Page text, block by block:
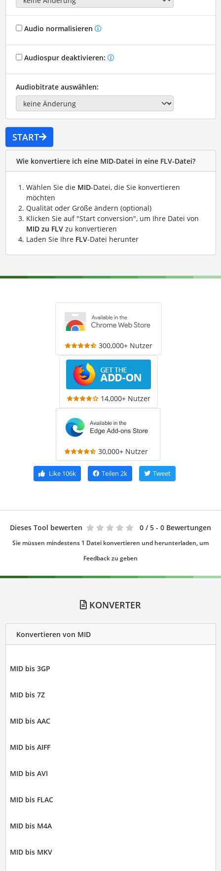
Audio normalisieren
Audiospur deaktivieren:
Audiobitrate auswählen:
START
Wie konvertiere ich eine MID-Datei in eine FLV-Datei?
Wählen Sie die MID-Datei, die Sie konvertieren
möchten
Qualität oder Größe ändern (optional)
Klicken Sie auf "Start conversion", um Ihre Datei von
MID zu FLVzu konvertieren
Laden Sie Ihre FLV-Datei herunter
300,000+ Nutzer
14,000+ Nutzer
30,000+ Nutzer
Like 106k Teilen 2k Tweet
Dieses Tool bewerten 0 / 5 - 0 Bewertungen
Sie müssen mindestens 1 Datei konvertieren und herunterladen, um
Feedback zu geben
KONVERTER
Konvertieren von MID
MID bis 3GP
MID bis 7Z
MID bis AAC
MID bis AIFF
MID bis AVI
MID bis FLAC
MID bis M4A
MID bis MKV